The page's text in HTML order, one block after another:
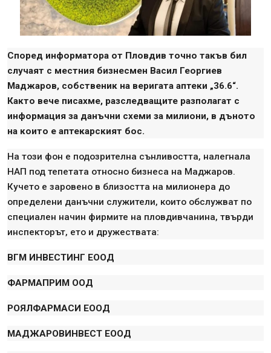
Според информатора от Пловдив точно такъв бил
случаят с местния бизнесмен Васил Георгиев
Маджаров, собственик на веригата аптеки „36.6“.
Както вече писахме, разследващите разполагат с
информация за данъчни схеми за милиони, в дъното
на които е аптекарският бос.
На този фон е подозрителна сънливостта, налегнала
НАП под тепетата относно бизнеса на Маджаров.
Кучето е заровено в близостта на милионера до
определени данъчни служители, които обслужват по
специален начин фирмите на пловдивчанина, твърди
инспекторът, ето и дружествата:
ВГМ ИНВЕСТИНГ EООД
ФАРМАПРИМ ООД
РОЯЛФАРМАСИ EООД
МАДЖАРОВИНВЕСТ EООД